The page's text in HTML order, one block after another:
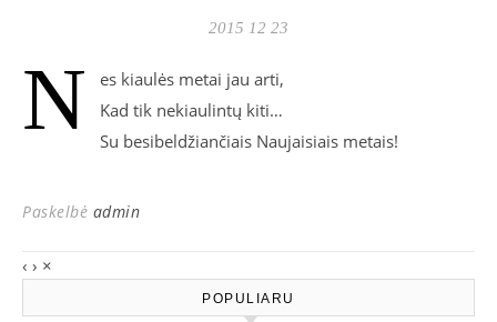
2015 12 23
N
es kiaulės metai jau arti,
Kad tik nekiaulintų kiti…
Su besibeldžiančiais Naujaisiais metais!
Paskelbė admin
‹ › ×
POPULIARU